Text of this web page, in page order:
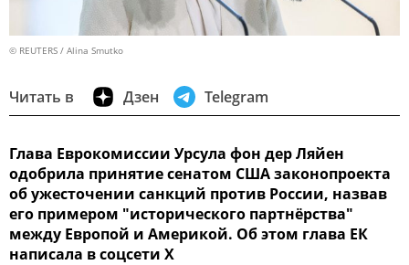
© REUTERS / Alina Smutko
Читать в Дзен Telegram
Глава Еврокомиссии Урсула фон дер Ляйен
одобрила принятие сенатом США законопроекта
об ужесточении санкций против России, назвав
его примером "исторического партнёрства"
между Европой и Америкой. Об этом глава ЕК
написала в соцсети X